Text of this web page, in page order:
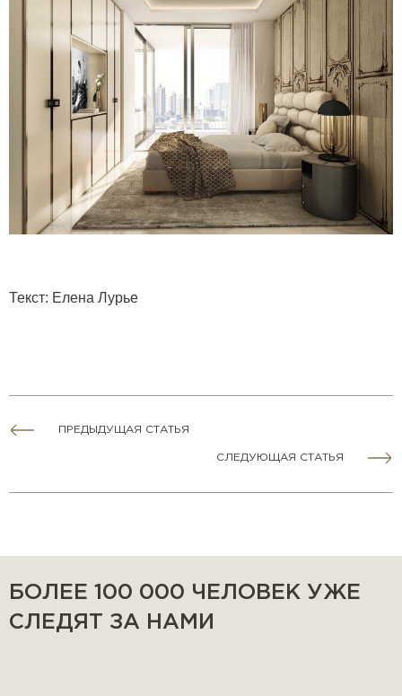
Текст: Елена Лурье
ПРЕДЫДУЩАЯ СТАТЬЯ
СЛЕДУЮЩАЯ СТАТЬЯ
БОЛЕЕ 100 000 ЧЕЛОВЕК УЖЕ
СЛЕДЯТ ЗА НАМИ